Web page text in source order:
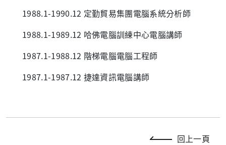
1988.1-1990.12 定勤貿易集團電腦系統分析師
1988.1-1989.12 哈佛電腦訓練中心電腦講師
1987.1-1988.12 階梯電腦電腦工程師
1987.1-1987.12 捷達資訊電腦講師
回上一頁